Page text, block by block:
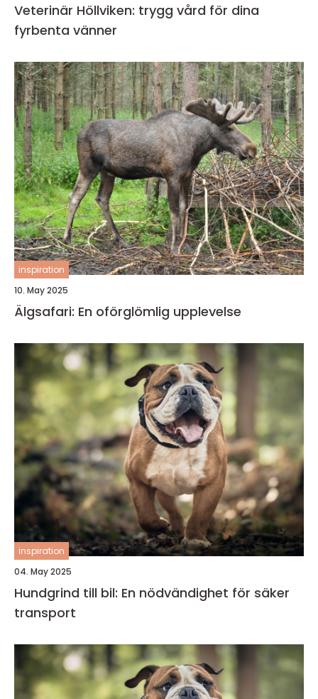
Veterinär Höllviken: trygg vård för dina
fyrbenta vänner
inspiration
10. May 2025
Älgsafari: En oförglömlig upplevelse
inspiration
04. May 2025
Hundgrind till bil: En nödvändighet för säker
transport